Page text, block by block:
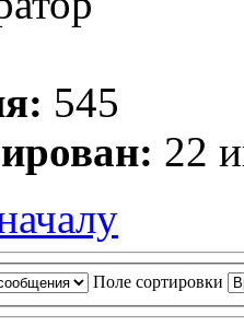
545
22
Поле сортировки